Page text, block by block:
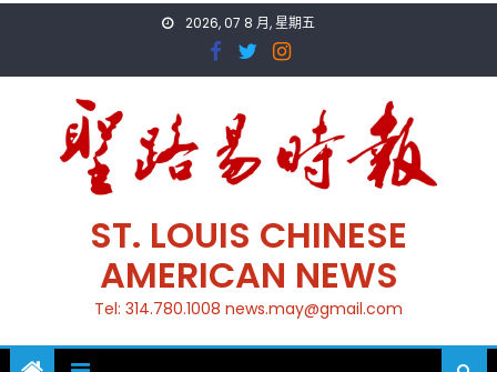
2026, 07 8 月, 星期五
ST. LOUIS CHINESE
AMERICAN NEWS
Tel: 314.780.1008 news.may@gmail.com